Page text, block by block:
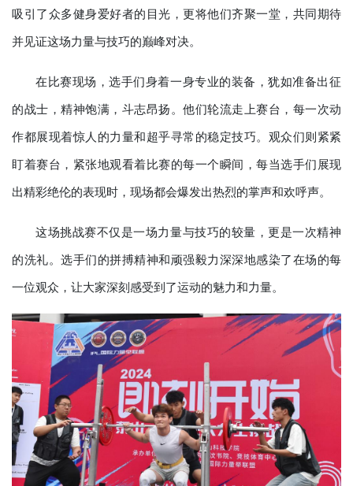
吸引了众多健身爱好者的目光，更将他们齐聚一堂，共同期待
并见证这场力量与技巧的巅峰对决。
在比赛现场，选手们身着一身专业的装备，犹如准备出征
的战士，精神饱满，斗志昂扬。他们轮流走上赛台，每一次动
作都展现着惊人的力量和超乎寻常的稳定技巧。观众们则紧紧
盯着赛台，紧张地观看着比赛的每一个瞬间，每当选手们展现
出精彩绝伦的表现时，现场都会爆发出热烈的掌声和欢呼声。
这场挑战赛不仅是一场力量与技巧的较量，更是一次精神
的洗礼。选手们的拼搏精神和顽强毅力深深地感染了在场的每
一位观众，让大家深刻感受到了运动的魅力和力量。